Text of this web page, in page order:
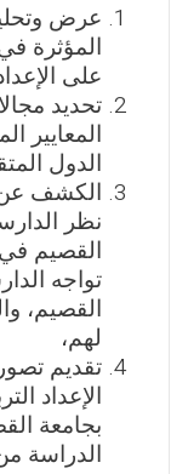
عرض
المؤثرة
على
تحديد
المعايير
الدول
الكشف عن
نظر
القصيم
تواجه
القصيم،
لهم،
تقديم
الإعداد
بجامعة
الدراسة